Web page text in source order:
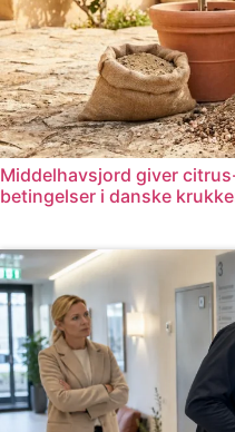
Middelhavsjord giver
betingelser i danske